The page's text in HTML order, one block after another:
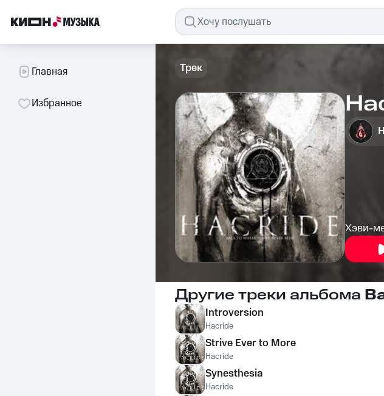
Главная
Избранное
Трек
Хэви-
Другие треки альбома
Introversion
Hacride
Strive Ever to More
Hacride
Synesthesia
Hacride